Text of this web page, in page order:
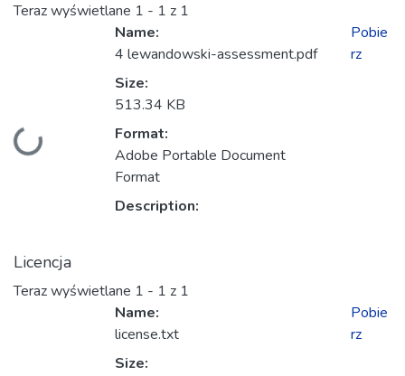
Teraz wyświetlane 1 - 1 z 1
Name:
4 lewandowski-assessment.pdf
Size:
513.34 KB
Format:
Adobe Portable Document
Format
Description:
Pobie
rz
Licencja
Teraz wyświetlane 1 - 1 z 1
Name:
license.txt
Size:
Pobie
rz